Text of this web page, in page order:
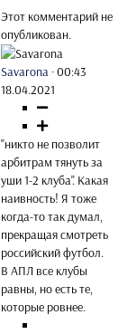
Этот комментарий не
опубликован.
Savarona ·00:43
18.04.2021
"никто не позволит
арбитрам тянуть за
уши 1-2 клуба". Какая
наивность! Я тоже
когда-то так думал,
прекращая смотреть
российский футбол.
В АПЛ все клубы
равны, но есть те,
которые ровнее.